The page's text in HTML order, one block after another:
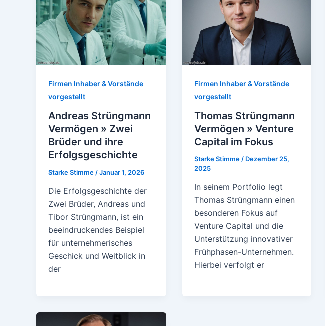
Firmen Inhaber & Vorstände
vorgestellt
Andreas Strüngmann
Vermögen » Zwei
Brüder und ihre
Erfolgsgeschichte
Starke Stimme /Januar 1, 2026
Die Erfolgsgeschichte der
Zwei Brüder, Andreas und
Tibor Strüngmann, ist ein
beeindruckendes Beispiel
für unternehmerisches
Geschick und Weitblick in
der
Firmen Inhaber & Vorstände
vorgestellt
Thomas Strüngmann
Vermögen » Venture
Capital im Fokus
Starke Stimme / Dezember 25,
2025
In seinem Portfolio legt
Thomas Strüngmann einen
besonderen Fokus auf
Venture Capital und die
Unterstützung innovativer
Frühphasen-Unternehmen.
Hierbei verfolgt er